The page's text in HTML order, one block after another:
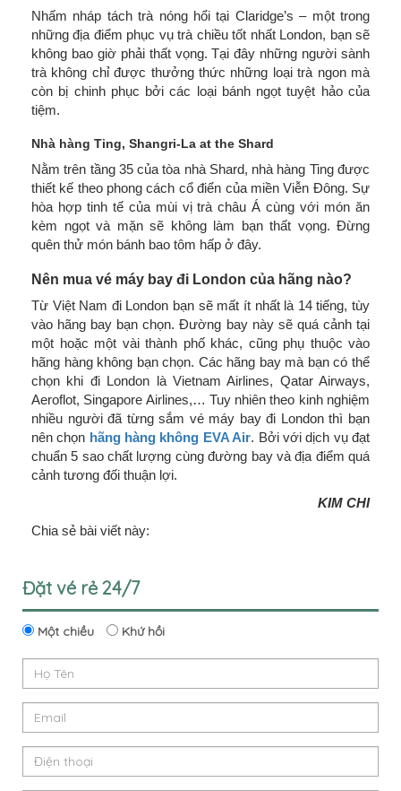
Nhấm nháp tách trà nóng hổi tại Claridge’s – một trong
những địa điểm phục vụ trà chiều tốt nhất London, bạn sẽ
không bao giờ phải thất vọng. Tại đây những người sành
trà không chỉ được thưởng thức những loại trà ngon mà
còn bị chinh phục bởi các loại bánh ngọt tuyệt hảo của
tiệm.
Nhà hàng Ting, Shangri-La at the Shard
Nằm trên tầng 35 của tòa nhà Shard, nhà hàng Ting được
thiết kế theo phong cách cổ điển của miền Viễn Đông. Sự
hòa hợp tinh tế của mùi vị trà châu Á cùng với món ăn
kèm ngọt và mặn sẽ không làm bạn thất vọng. Đừng
quên thử món bánh bao tôm hấp ở đây.
Nên mua vé máy bay đi London của hãng nào?
Từ Việt Nam đi London bạn sẽ mất ít nhất là 14 tiếng, tùy
vào hãng bay bạn chọn. Đường bay này sẽ quá cảnh tại
một hoặc một vài thành phố khác, cũng phụ thuộc vào
hãng hàng không bạn chọn. Các hãng bay mà bạn có thể
chọn khi đi London là Vietnam Airlines, Qatar Airways,
Aeroflot, Singapore Airlines,… Tuy nhiên theo kinh nghiệm
nhiều người đã từng sắm vé máy bay đi London thì bạn
nên chọn hãng hàng không EVA Air. Bởi với dịch vụ đạt
chuẩn 5 sao chất lượng cùng đường bay và địa điểm quá
cảnh tương đối thuận lợi.
KIM CHI
Chia sẻ bài viết này:
Đặt vé rẻ 24/7
Một chiều Khứ hồi